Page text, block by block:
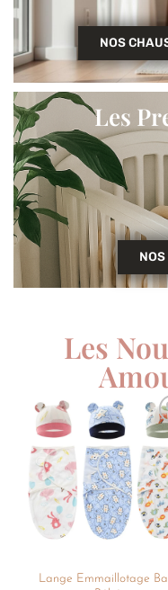
NOS
Les
Les
à
Lange Emmaillotage